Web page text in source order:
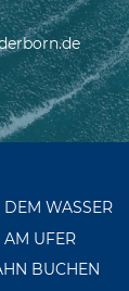
DEM WASSER
AM UFER
BUCHEN